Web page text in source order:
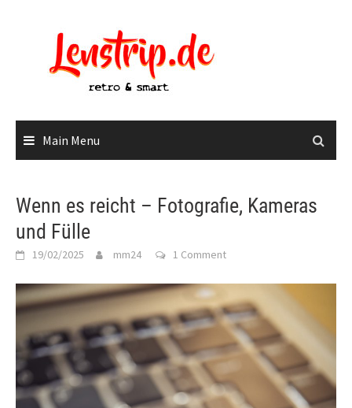
Main Menu
Wenn es reicht – Fotografie, Kameras
und Fülle
19/02/2025 mm24 1 Comment